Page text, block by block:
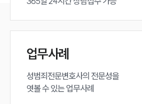
사례분석/최신동향
성범죄대응부 업무
업무사례
성범죄전문변호사의 전문성을
엿볼 수 있는 업무사례